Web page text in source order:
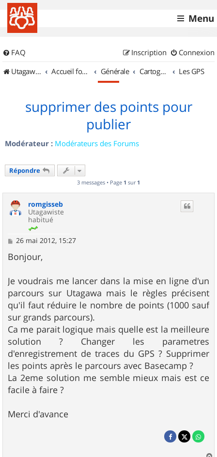
Menu
FAQ Connexion
Inscription
UtagawaVTT (Randos VTT et VTTAE avec traces GPS)
Accueil forum Générale Cartographie et GPS Les GPS
supprimer des points pour
publier
Modérateur : Modérateurs des Forums
Répondre
3 messages • Page 1 sur 1
romgisseb
Utagawiste
habitué
M
s
s
g
e
26 mai 2012, 15:27
Bonjour,
Je voudrais me lancer dans la mise en ligne d'un
parcours sur Utagawa mais le règles précisent
qu'il faut réduire le nombre de points (1000 sauf
sur grands parcours).
Ca me parait logique mais quelle est la meilleure
solution ? Changer les parametres
d'enregistrement de traces du GPS ? Supprimer
les points après le parcours avec Basecamp ?
La 2eme solution me semble mieux mais est ce
facile à faire ?
Merci d'avance